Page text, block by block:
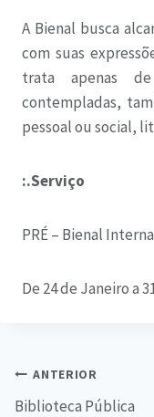
A Bienal busca
com suas
trata apenas de
contempladas,
pessoal ou social,
:.Serviço
PRÉ – Bienal
De 24 de Janeiro a
ANTERIOR
Biblioteca Pública